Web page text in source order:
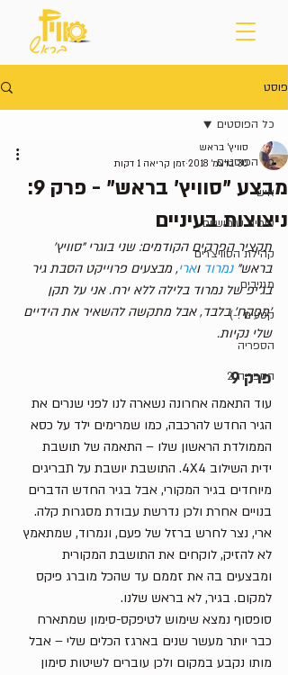
פוסט
כל הפוסטים
אישי
טיפים שימושיים
קהילת הסוויצ'רים
מגניבים
קטעים :-)
הספריה
הספריה_2
כל הפוסטים
מבצע "סוויץ' בראש" - פרק 9:
ניצוצות בעיניים
סוויץ' בראש
30 בדצמ׳ 2018
זמן קריאה 1 דקות
תקציר הפרקים הקודמים: שני בוגרי "סוויץ'
בראש" נמרוד וארי, מבצעים פרוייקט הסבת גיר
בג'יפ של נמרוד בלילה ללא ירח. אני על תקן
'מפקח' בלבד, אבל מתקשה להשאיר את הידיים
שלי נקיות.
פרק 9
עוד התאמה אחרונה נשארה לנו לפני שנרים את
הגיר החדש להרכבה, כמו שמרימים ילד על כסא
הממולדת הראשון שלו – התאמה של תושבת
ידית השילוב 4X4. התושבת יושבת על תבריגים
מיוחדים בגיר המקורי, אבל בגיר החדש הדברים
בנויים אחרת ולכן נדרשת עבודת מסגרות קלה.
ארי, נצר לחרש ברזל של פעם, ונמרוד, שמתאמץ
לא להזיק, לוקחים את התושבת המקורית
ומבצעים בה את זממם עד שהכל מוברג פיקס
למקום. בגיר, לא בראש שלנו.
סופסוף נמצא שימוש לטיפקס-סימון שמתארח
כבר יותר מעשר שנים בארגז הכלים שלי – אבל
מותו נקבע במקום ולכן עוברים לשיטות סימון